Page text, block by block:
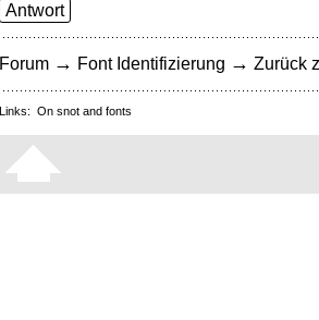
Antwort
Forum → Font Identifizierung → Zurück
Links: On snot and fonts